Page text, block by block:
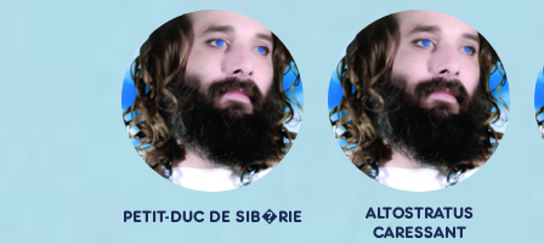
PETIT-DUC DE SIB�RIE
ALTOSTRATUS
CARESSANT